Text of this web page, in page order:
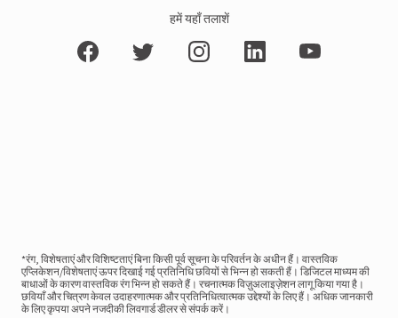
हमें यहाँ तलाशें
*रंग, विशेषताएं और विशिष्टताएं बिना किसी पूर्व सूचना के परिवर्तन के अधीन हैं। वास्तविक
एप्लिकेशन/विशेषताएं ऊपर दिखाई गई प्रतिनिधि छवियों से भिन्न हो सकती हैं। डिजिटल माध्यम की
बाधाओं के कारण वास्तविक रंग भिन्न हो सकते हैं। रचनात्मक विज़ुअलाइज़ेशन लागू किया गया है।
छवियाँ और चित्रण केवल उदाहरणात्मक और प्रतिनिधित्वात्मक उद्देश्यों के लिए हैं। अधिक जानकारी
के लिए कृपया अपने नजदीकी लिवगार्ड डीलर से संपर्क करें।